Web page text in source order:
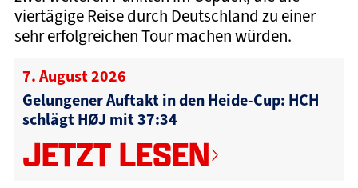
viertägige Reise durch Deutschland zu einer
sehr erfolgreichen Tour machen würden.
7. August 2026
Gelungener Auftakt in den Heide-Cup: HCH
schlägt HØJ mit 37:34
JETZT LESEN